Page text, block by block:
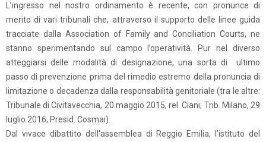
L’ingresso nel nostro ordinamento è recente, con pronunce di
merito di vari tribunali che, attraverso il supporto delle linee guida
tracciate dalla Association of Family and Conciliation Courts, ne
stanno sperimentando sul campo l’operatività. Pur nel diverso
atteggiarsi delle modalità di designazione, una sorta di ultimo
passo di prevenzione prima del rimedio estremo della pronuncia di
limitazione o decadenza dalla responsabilità genitoriale (tra le altre:
Tribunale di Civitavecchia, 20 maggio 2015, rel. Ciani; Trib. Milano, 29
luglio 2016, Presid. Cosmai).
Dal vivace dibattito dell'assemblea di Reggio Emilia, l’istituto del